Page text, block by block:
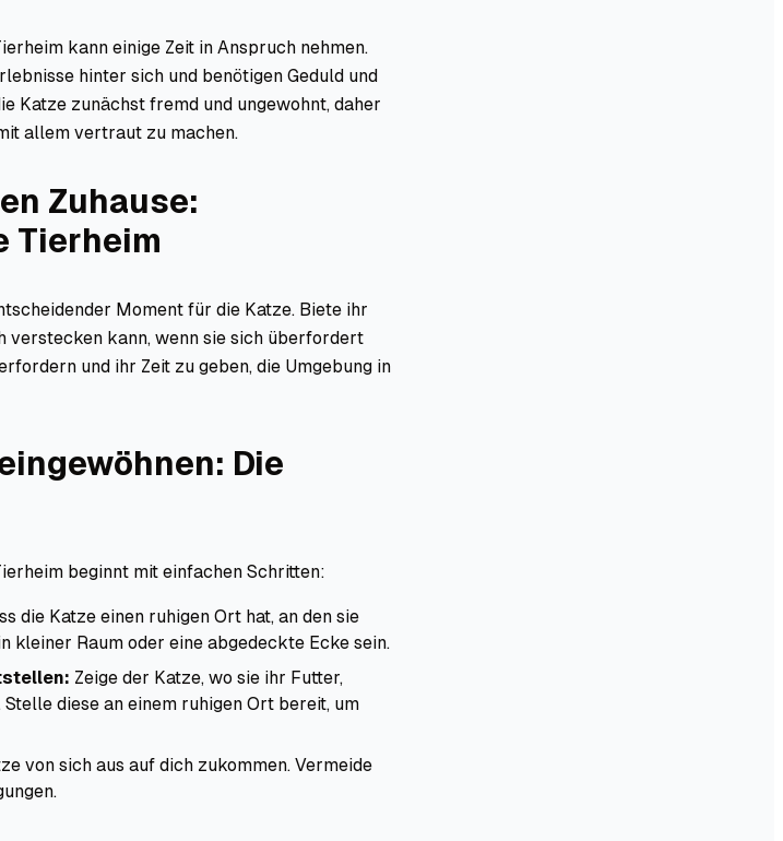
kann einige Zeit in Anspruch nehmen.
hinter sich und benötigen Geduld und
Katze zunächst fremd und ungewohnt, daher
allem vertraut zu machen.
Zuhause:
Tierheim
Moment für die Katze. Biete ihr
verstecken kann, wenn sie sich überfordert
und ihr Zeit zu geben, die Umgebung in
Die
beginnt mit einfachen Schritten:
die Katze einen ruhigen Ort hat, an den sie
kleiner Raum oder eine abgedeckte Ecke sein.
Zeige der Katze, wo sie ihr Futter,
diese an einem ruhigen Ort bereit, um
von sich aus auf dich zukommen. Vermeide